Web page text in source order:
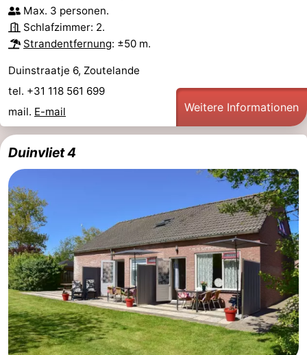
Max. 3 personen.
Schlafzimmer: 2.
Strandentfernung: ±50 m.
Duinstraatje 6, Zoutelande
tel. +31 118 561 699
mail. E-mail Weitere Informationen
Duinvliet 4